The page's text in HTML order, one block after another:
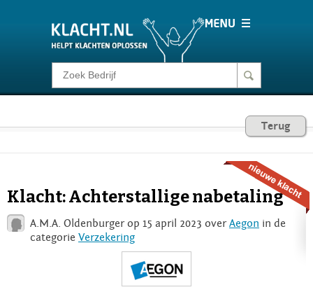
Klacht melden
Consumentenrecht Terug
Klacht: Achterstallige nabetaling
A.M.A. Oldenburger op 15 april 2023 overAegon in de
categorie Verzekering